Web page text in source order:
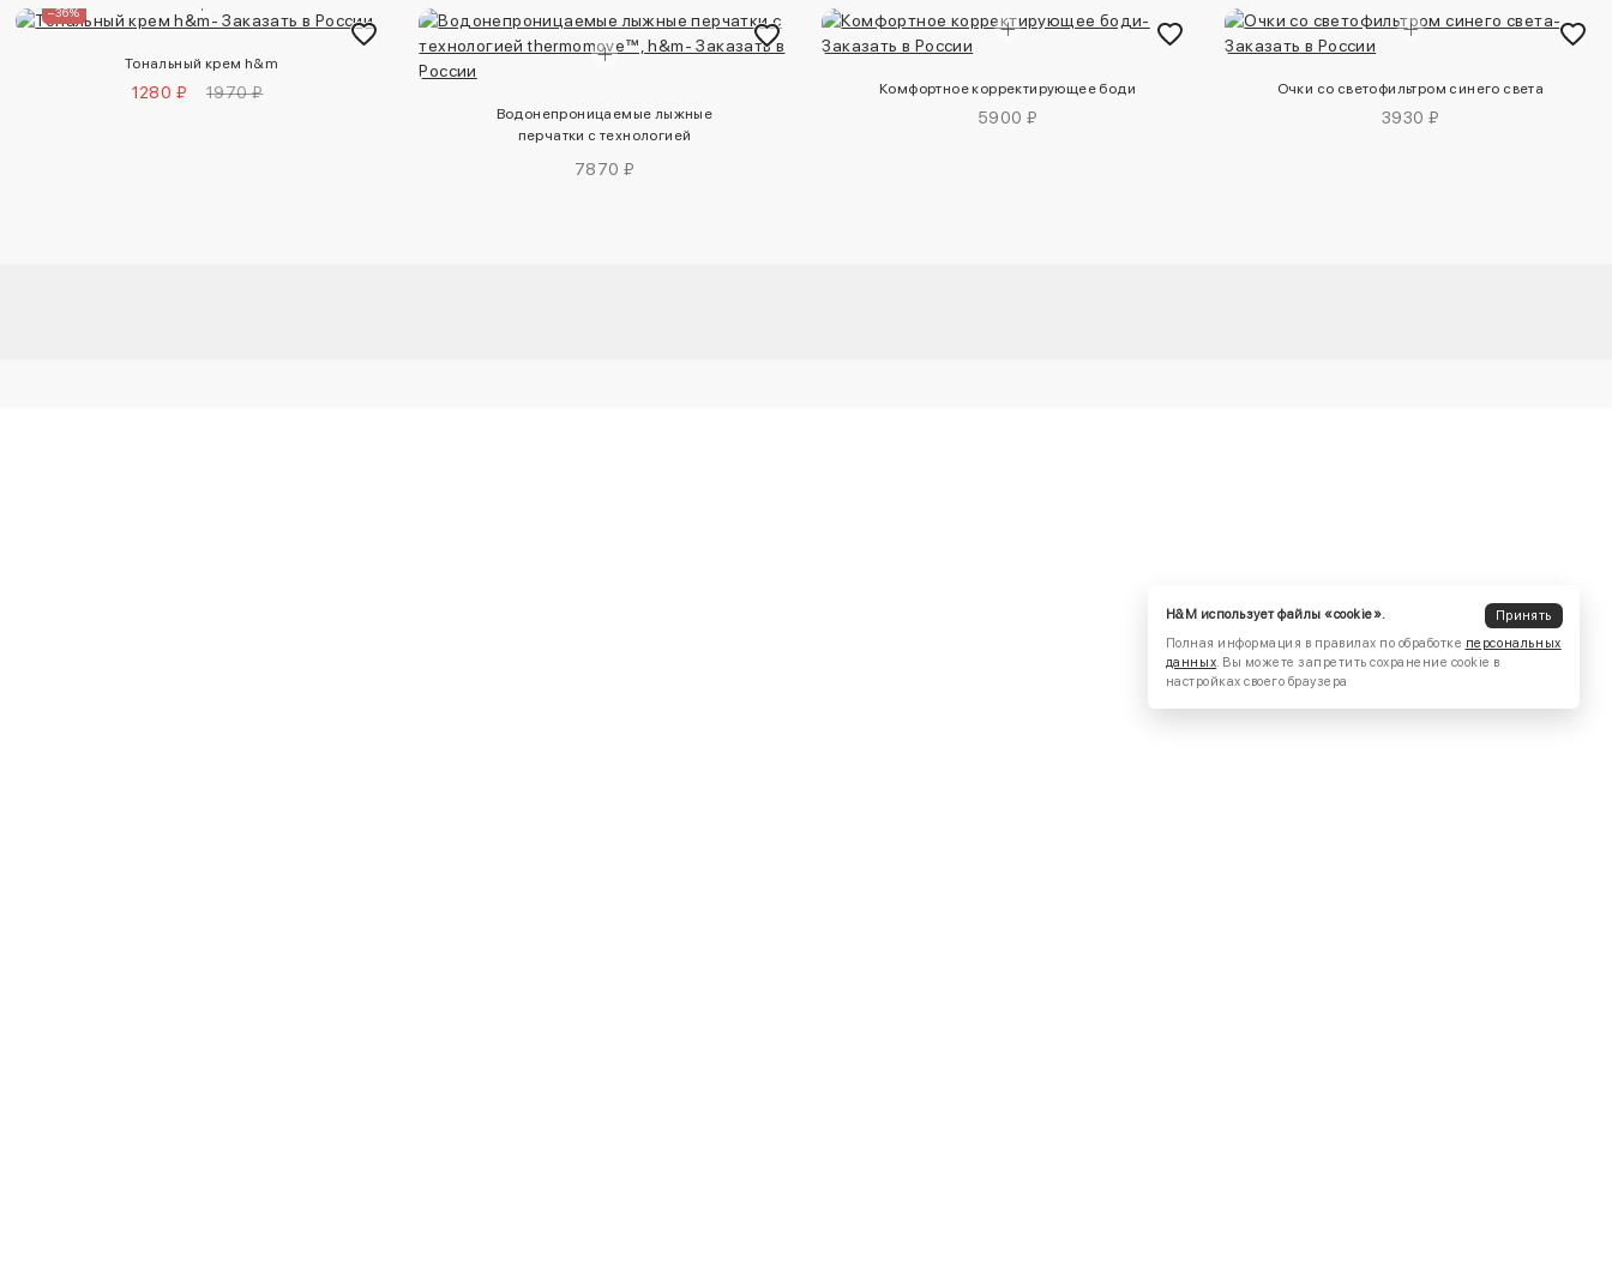
–36%
Тональный крем h&m
1280 ₽ 1970 ₽
Водонепроницаемые лыжные
перчатки с технологией
7870 ₽
Комфортное корректирующее боди
5900 ₽
Очки со светофильтром синего света
3930 ₽
H&M использует файлы «cookie».
Принять
Полная информация в правилах по обработке персональных
данных . Вы можете запретить сохранение cookie в
настройках своего браузера